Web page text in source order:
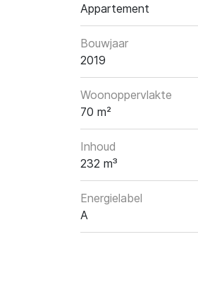
Appartement
Bouwjaar
2019
Woonoppervlakte
70 m²
Inhoud
232 m³
Energielabel
A